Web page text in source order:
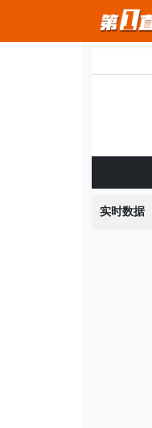
实时数据